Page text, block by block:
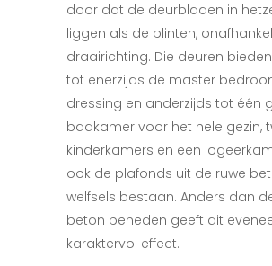
door dat de deurbladen in
liggen als de plinten,
draairichting. Die deuren
tot enerzijds de master
dressing en anderzijds tot één
badkamer voor het hele gezin,
kinderkamers en een
ook de plafonds uit de ruwe
welfsels bestaan. Anders dan
beton beneden geeft dit
karaktervol effect.